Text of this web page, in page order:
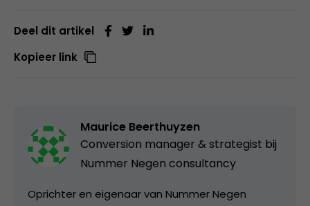
Deel dit artikel
Kopieer link
Maurice Beerthuyzen
Conversion manager & strategist bij
Nummer Negen consultancy
Oprichter en eigenaar van Nummer Negen